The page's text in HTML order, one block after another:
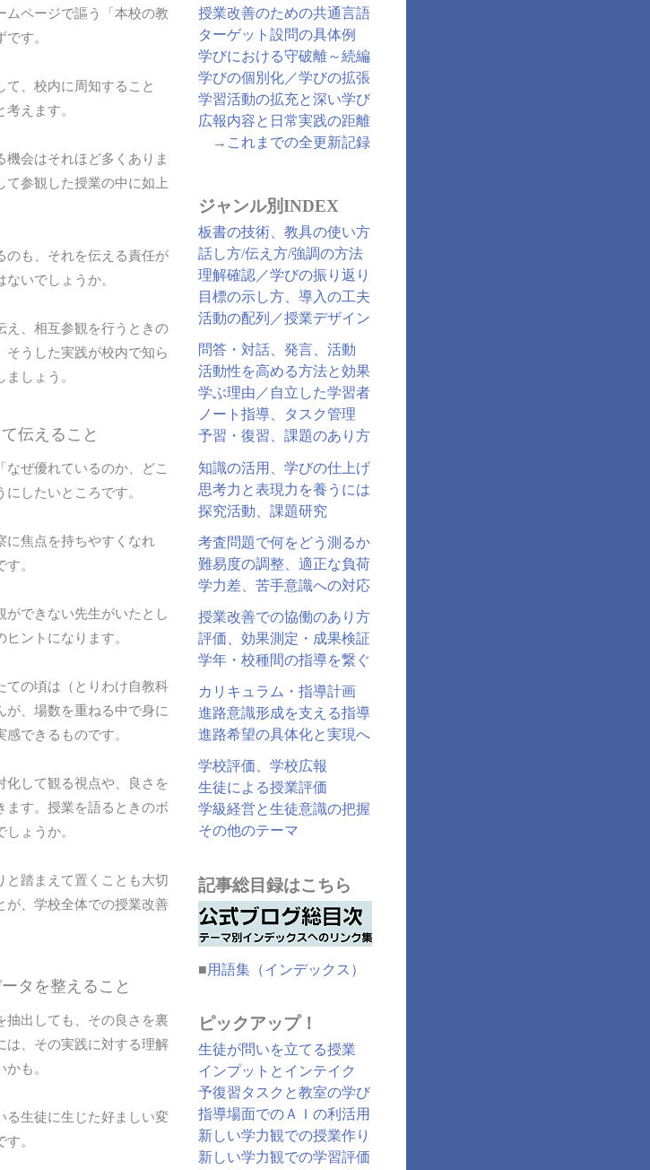
ムページで謳う「本校の教
す。
、校内に周知すること
えます。
会はそれほど多くありま
参観した授業の中に如上
のも、それを伝える責任が
いでしょうか。
え、相互参観を行うときの
うした実践が校内で知ら
しょう。
伝えること
ぜ優れているのか、どこ
したいところです。
に焦点を持ちやすくなれ
。
ができない先生がいたとし
ントになります。
ての頃は（とりわけ自教科
が、場数を重ねる中で身に
できるものです。
化して観る視点や、良さを
ます。授業を語るときのボ
ょうか。
と踏まえて置くことも大切
が、学校全体での授業改善
タを整えること
抽出しても、その良さを裏
は、その実践に対する理解
も。
る生徒に生じた好ましい変
。
授業改善のための共通言語
ターゲット設問の具体例
学びにおける守破離～続編
学びの個別化／学びの拡張
学習活動の拡充と深い学び
広報内容と日常実践の距離
→ これまでの全更新記録
ジャンル別INDEX
板書の技術、教具の使い方
話し方/伝え方/強調の方法
理解確認／学びの振り返り
目標の示し方、導入の工夫
活動の配列／授業デザイン
問答・対話、発言、活動
活動性を高める方法と効果
学ぶ理由／自立した学習者
ノート指導、タスク管理
予習・復習、課題のあり方
知識の活用、学びの仕上げ
思考力と表現力を養うには
探究活動、課題研究
考査問題で何をどう測るか
難易度の調整、適正な負荷
学力差、苦手意識への対応
授業改善での協働のあり方
評価、効果測定・成果検証
学年・校種間の指導を繋ぐ
カリキュラム・指導計画
進路意識形成を支える指導
進路希望の具体化と実現へ
学校評価、学校広報
生徒による授業評価
学級経営と生徒意識の把握
その他のテーマ
記事総目録はこちら
■用語集（インデックス）
ピックアップ！
生徒が問いを立てる授業
インプットとインテイク
予復習タスクと教室の学び
指導場面でのＡＩの利活用
新しい学力観での授業作り
新しい学力観での学習評価